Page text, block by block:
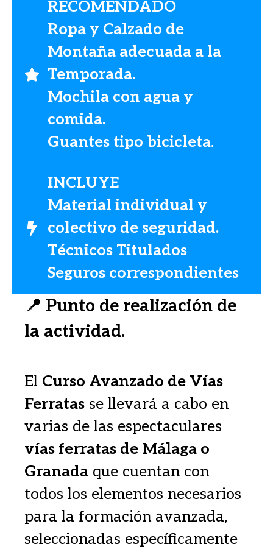
RECOMENDADO
Ropa y Calzado de
Montaña adecuada a la
Temporada.
Mochila con agua y
comida.
Guantes tipo bicicleta.
INCLUYE
Material individual y
colectivo de seguridad.
Técnicos Titulados
Seguros correspondientes
📍 Punto de realización de
la actividad.
El Curso Avanzado de Vías
Ferratas se llevará a cabo en
varias de las espectaculares
vías ferratas de Málaga o
Granada que cuentan con
todos los elementos necesarios
para la formación avanzada,
seleccionadas específicamente